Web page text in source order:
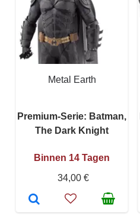
Metal Earth
Premium-Serie: Batman,
The Dark Knight
Binnen 14 Tagen
34,00 €